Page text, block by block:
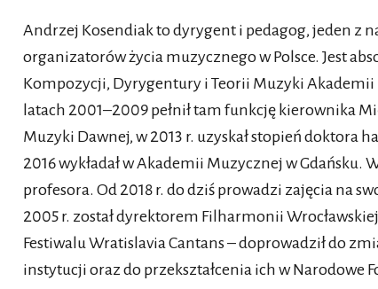
początek innych. Zauważmy, że dedykacja dla załogi
całej akcji powieści. Narrator-Conrad nie mógł
przyjmując funkcję kapitana wraz z jej
na pytanie, które padło, zanim akcja została zawiązana.
dorosłym, opłacało się brać odpowiedzialność.
W dziele Conrada znalazł się jeszcze cytat z wiersza
Muzyka. „[Muzyka to] spokojne, płaskie, ogromne
takie ma być nastawienie publiczności?
Andrzej Kosendiak to dyrygent i pedagog, jeden z
organizatorów życia muzycznego w Polsce. Jest
Kompozycji, Dyrygentury i Teorii Muzyki Akademii
latach 2001–2009 pełnił tam funkcję kierownika
Muzyki Dawnej, w 2013 r. uzyskał stopień doktora
2016 wykładał w Akademii Muzycznej w Gdańsku.
profesora. Od 2018 r. do dziś prowadzi zajęcia na
2005 r. został dyrektorem Filharmonii
Festiwalu Wratislavia Cantans – doprowadził do
instytucji oraz do przekształcenia ich w Narodowe